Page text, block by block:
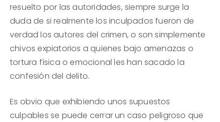
resuelto por las autoridades, siempre surge la
duda de si realmente los inculpados fueron de
verdad los autores del crimen, o son simplemente
chivos expiatorios a quienes bajo amenazas o
tortura física o emocional les han sacado la
confesión del delito.
Es obvio que exhibiendo unos supuestos
culpables se puede cerrar un caso peligroso que